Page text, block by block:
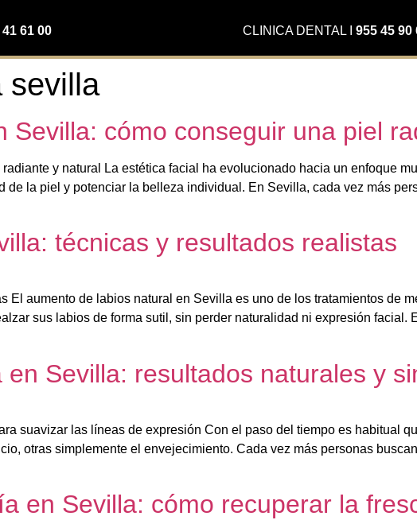
61 00 CLINICA DENTAL I 955 45 90
sevilla
Sevilla: cómo conseguir una piel
y natural La estética facial ha evolucionado hacia un enfoque
la piel y potenciar la belleza individual. En Sevilla, cada vez más
técnicas y resultados realistas
aumento de labios natural en Sevilla es uno de los tratamientos de
sus labios de forma sutil, sin perder naturalidad ni expresión facial.
Sevilla: resultados naturales y
suavizar las líneas de expresión Con el paso del tiempo es habitual
otras simplemente el envejecimiento. Cada vez más personas
en Sevilla: cómo recuperar la